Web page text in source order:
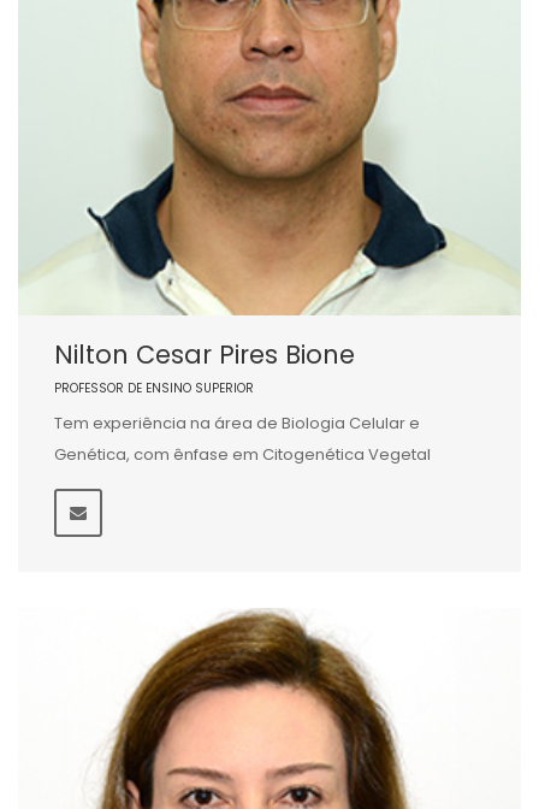
Nilton Cesar Pires Bione
PROFESSOR DE ENSINO SUPERIOR
Tem experiência na área de Biologia Celular e
Genética, com ênfase em Citogenética Vegetal